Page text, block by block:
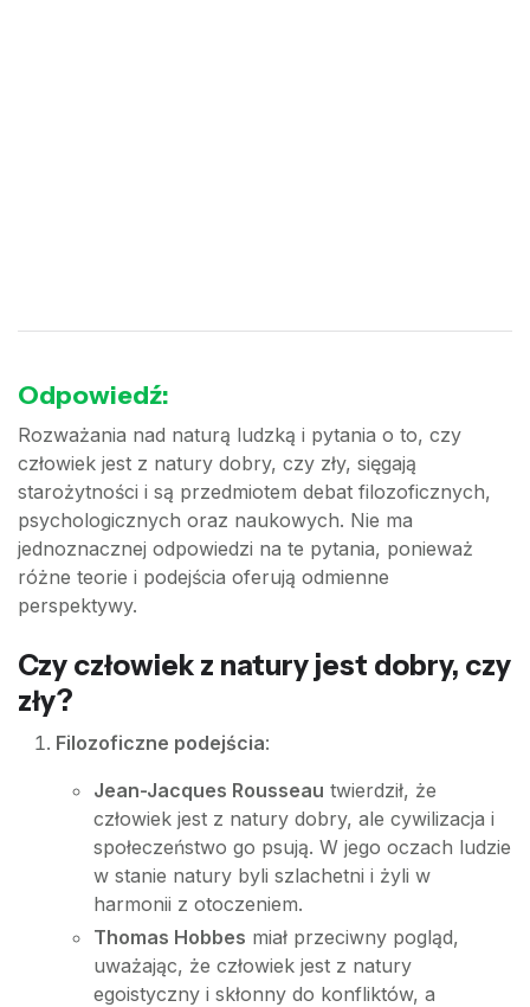
Odpowiedź:
Rozważania nad naturą ludzką i pytania o to, czy
człowiek jest z natury dobry, czy zły, sięgają
starożytności i są przedmiotem debat filozoficznych,
psychologicznych oraz naukowych. Nie ma
jednoznacznej odpowiedzi na te pytania, ponieważ
różne teorie i podejścia oferują odmienne
perspektywy.
Czy człowiek z natury jest dobry, czy
zły?
Filozoficzne podejścia:
Jean-Jacques Rousseau twierdził, że
człowiek jest z natury dobry, ale cywilizacja i
społeczeństwo go psują. W jego oczach ludzie
w stanie natury byli szlachetni i żyli w
harmonii z otoczeniem.
Thomas Hobbes miał przeciwny pogląd,
uważając, że człowiek jest z natury
egoistyczny i skłonny do konfliktów, a